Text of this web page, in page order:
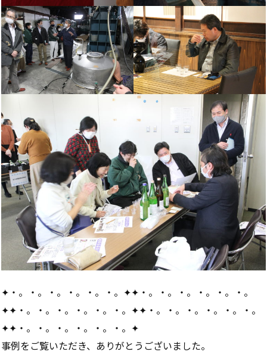
✦・。・。・。・。・。・。✦✦・。・。・。・。・。・。
✦✦・。・。・。・。・。・。✦✦・。・。・。・。・。・。
✦✦・。・。・。・。・。・。✦
事例をご覧いただき、ありがとうございました。